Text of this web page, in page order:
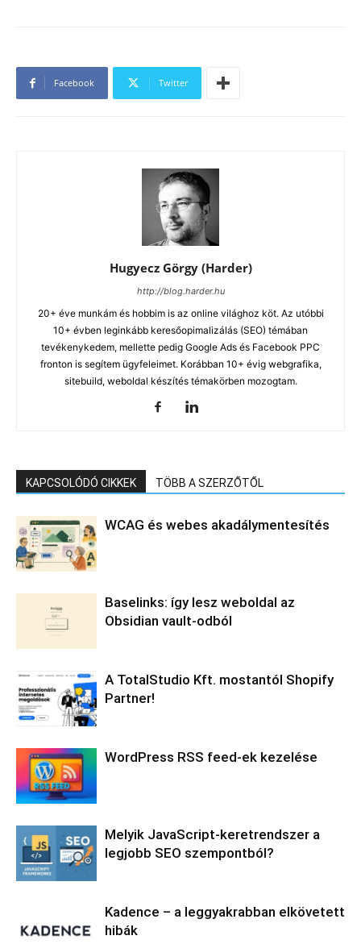
Facebook Twitter
Hugyecz Görgy (Harder)
http://blog.harder.hu
20+ éve munkám és hobbim is az online világhoz köt. Az utóbbi
10+ évben leginkább keresőopimalizálás (SEO) témában
tevékenykedem, mellette pedig Google Ads és Facebook PPC
fronton is segítem ügyfeleimet. Korábban 10+ évig webgrafika,
sitebuild, weboldal készítés témakörben mozogtam.
KAPCSOLÓDÓ CIKKEK TÖBB A SZERZŐTŐL
WCAG és webes akadálymentesítés
Baselinks: így lesz weboldal az
Obsidian vault-odból
A TotalStudio Kft. mostantól Shopify
Partner!
WordPress RSS feed-ek kezelése
Melyik JavaScript-keretrendszer a
legjobb SEO szempontból?
Kadence – a leggyakrabban elkövetett
hibák